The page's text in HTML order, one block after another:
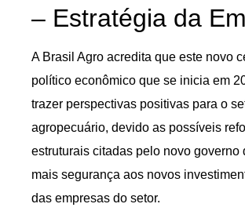
– Estratégia da
A Brasil Agro acredita que este novo
político econômico que se inicia em
trazer perspectivas positivas para o
agropecuário, devido as possíveis
estruturais citadas pelo novo governo
mais segurança aos novos
das empresas do setor.